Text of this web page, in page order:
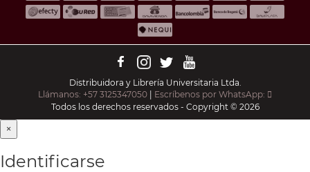
Distribuidora y Librería Universitaria Ltda.
Llámanos: +57 3125347050 | Escríbenos por WhatsApp:
Todos los derechos reservados - Copyright © 2026
×
Identificarse